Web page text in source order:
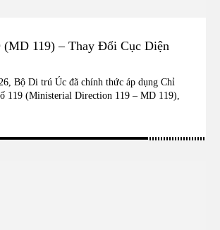
(MD 119) – Thay Đổi Cục Diện
Bộ Di trú Úc đã chính thức áp dụng Chỉ
119 (Ministerial Direction 119 – MD 119),